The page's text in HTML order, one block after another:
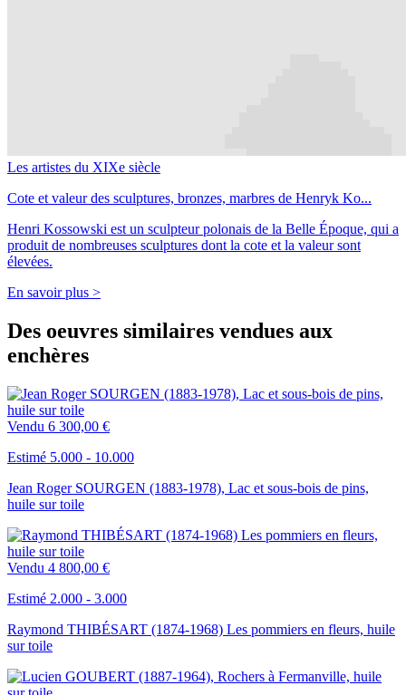
Les artistes du XIXe siècle
Cote et valeur des sculptures, bronzes, marbres de Henryk Ko...
Henri Kossowski est un sculpteur polonais de la Belle Époque, qui a
produit de nombreuses sculptures dont la cote et la valeur sont
élevées.
En savoir plus >
Des oeuvres similaires vendues aux
enchères
Vendu 6 300,00 €
Estimé 5.000 - 10.000
Jean Roger SOURGEN (1883-1978), Lac et sous-bois de pins,
huile sur toile
Vendu 4 800,00 €
Estimé 2.000 - 3.000
Raymond THIBÉSART (1874-1968) Les pommiers en fleurs, huile
sur toile